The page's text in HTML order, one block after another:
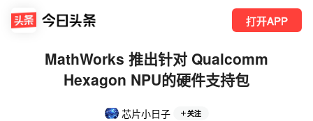
打开APP
MathWorks 推出针对 Qualcomm
Hexagon NPU的硬件支持包
芯片小日子 关注